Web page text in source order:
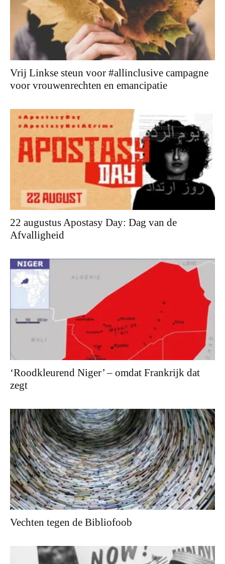
Vrij Linkse steun voor #allinclusive campagne
voor vrouwenrechten en emancipatie
22 augustus Apostasy Day: Dag van de
Afvalligheid
‘Roodkleurend Niger’ – omdat Frankrijk dat
zegt
Vechten tegen de Bibliofoob